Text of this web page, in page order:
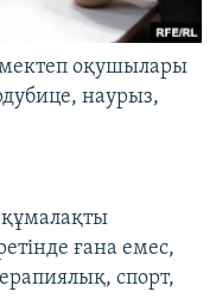
оқушылары
наурыз,
ғана емес,
спорт,